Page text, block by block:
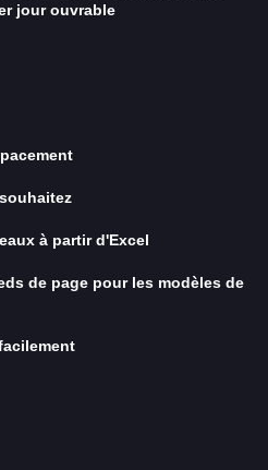
jour ouvrable
à partir d'Excel
de page pour les modèles de